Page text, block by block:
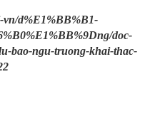
vn/d%E1%BB%B1-
doc-
bao-ngu-truong-khai-thac-